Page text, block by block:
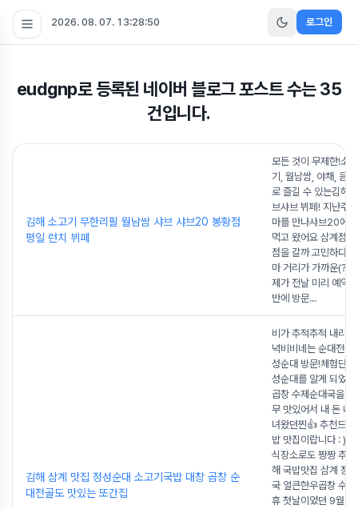
2026. 08. 07. 13:28:51 로그인
eudgnp로 등록된 네이버 블로그 포스트 수는35
건입니다.
김해 소고기 무한리필 월남쌈 샤브 샤브20 봉황점
평일 런치 뷔페
모든 것이 무제한!소
기, 월남쌈, 야채, 음
로 즐길 수 있는김해
브샤브 뷔페! 지난주
마를 만나샤브20에
먹고 왔어요 삼계점
점을 갈까 고민하다
마 거리가 가까운(?)
제가 전날 미리 예약
반에 방문...
김해 삼계 맛집 정성순대 소고기국밥 대창 곱창 순
대전골도 맛있는 또간집
비가 추적추적 내리
녁비비네는 순대전골
성순대 방문!체험단
성순대를 알게 되었
곱창 수제순대국을
무 맛있어서 내 돈 내
녀왔던찐👍 추천드리
밥 맛집이랍니다 : )여
식장소로도 짱짱 추
해 국밥맛집 삼계 정
국 얼큰한우곱창 수
휴 첫날이었던 9월